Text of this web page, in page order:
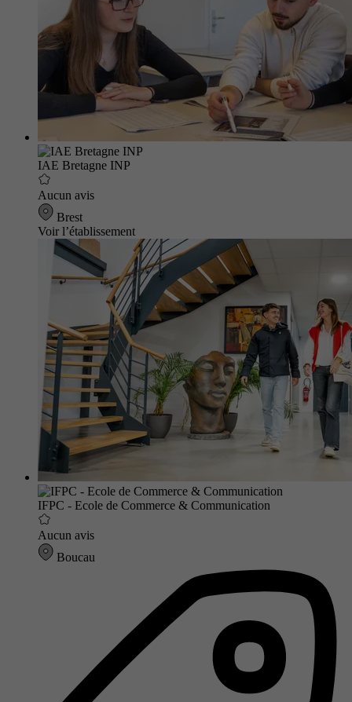
IAE Bretagne INP
Aucun avis
Brest
Voir l’établissement
IFPC - Ecole de Commerce & Communication
Aucun avis
Boucau